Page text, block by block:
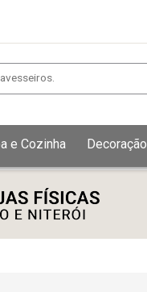
e Cozinha Decoração